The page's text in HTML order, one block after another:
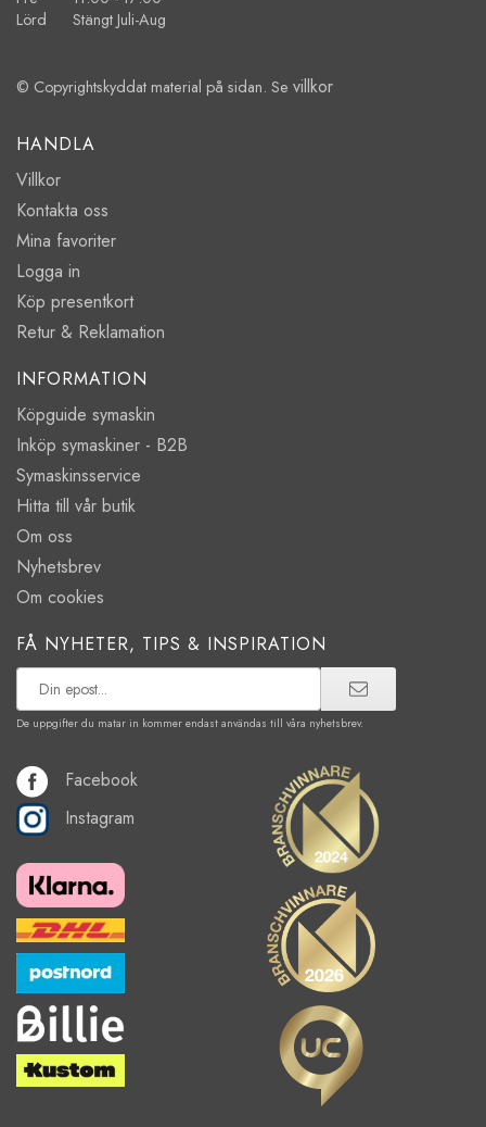
Lörd Stängt Juli-Aug
© Copyrightskyddat material på sidan. Se villkor
HANDLA
Villkor
Kontakta oss
Mina favoriter
Logga in
Köp presentkort
Retur & Reklamation
INFORMATION
Köpguide symaskin
Inköp symaskiner - B2B
Symaskinsservice
Hitta till vår butik
Om oss
Nyhetsbrev
Om cookies
FÅ NYHETER, TIPS & INSPIRATION
De uppgifter du matar in kommer endast användas till våra nyhetsbrev.
Facebook
Instagram